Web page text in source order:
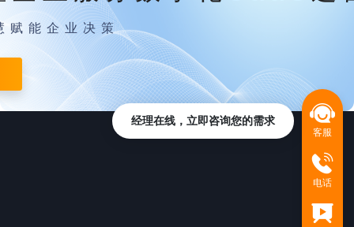
赋能企业决策
客服
电话
经理在线，立即咨询您的需求